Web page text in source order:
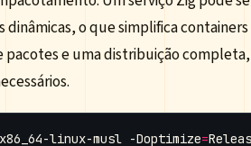
dinâmicas, o que simplifica
e uma distribuição
x86_64-linux-musl -Doptimize=